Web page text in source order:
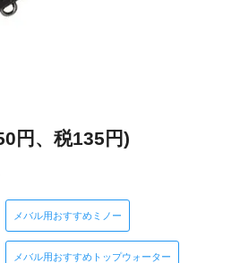
円、税135円)
メバル用おすすめミノー
メバル用おすすめトップウォーター